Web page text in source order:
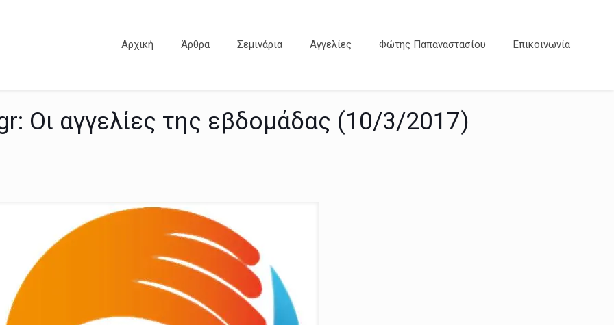
Αρχική Άρθρα Σεμινάρια Αγγελίες Φώτης Παπαναστασίου Επικοινωνία
Οι αγγελίες της εβδομάδας (10/3/2017)